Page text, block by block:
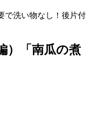
で洗い物なし！後片付
）「南瓜の煮